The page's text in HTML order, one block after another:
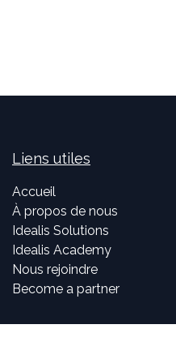
Liens utiles
Accueil
À propos de nous
Idealis Solutions
Idealis Academy
Nous rejoindre
Become a partner